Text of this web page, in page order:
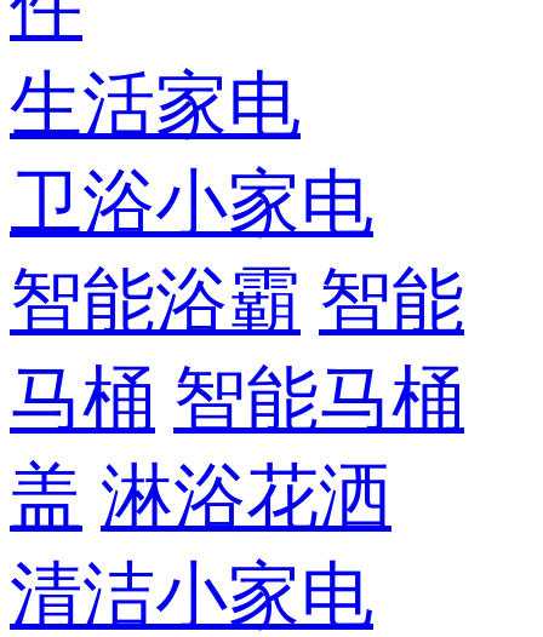
生活家电
卫浴小家电
智能浴霸 智能
马桶 智能马桶
盖 淋浴花洒
清洁小家电